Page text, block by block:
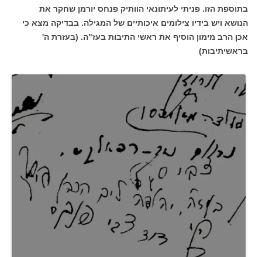
בתוספת הזו. פניתי לעיתונאי הוותיק פנחס יורמן שחקר את
הנושא ויש בידיו צילומים איכותיים של המגילה. בבדיקה מצא כי
אכן הרב מימון הוסיף את ראשי התיבות בעז"ה. (בעזרת ה'
בראשיתיבות)